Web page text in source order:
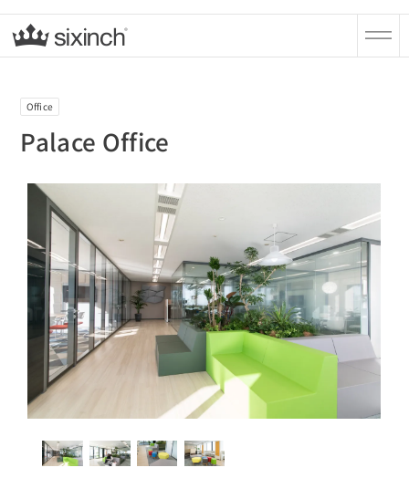
Office
Palace Office